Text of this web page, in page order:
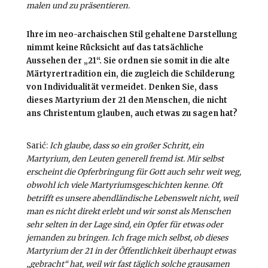
malen und zu präsentieren.
Ihre im neo-archaischen Stil gehaltene Darstellung
nimmt keine Rücksicht auf das tatsächliche
Aussehen der „21“. Sie ordnen sie somit in die alte
Märtyrertradition ein, die zugleich die Schilderung
von Individualität vermeidet. Denken Sie, dass
dieses Martyrium der 21 den Menschen, die nicht
ans Christentum glauben, auch etwas zu sagen hat?
Sarić:Ich glaube, dass so ein großer Schritt, ein
Martyrium, den Leuten generell fremd ist. Mir selbst
erscheint die Opferbringung für Gott auch sehr weit weg,
obwohl ich viele Martyriumsgeschichten kenne. Oft
betrifft es unsere abendländische Lebenswelt nicht, weil
man es nicht direkt erlebt und wir sonst als Menschen
sehr selten in der Lage sind, ein Opfer für etwas oder
jemanden zu bringen. Ich frage mich selbst, ob dieses
Martyrium der 21 in der Öffentlichkeit überhaupt etwas
„gebracht“ hat, weil wir fast täglich solche grausamen